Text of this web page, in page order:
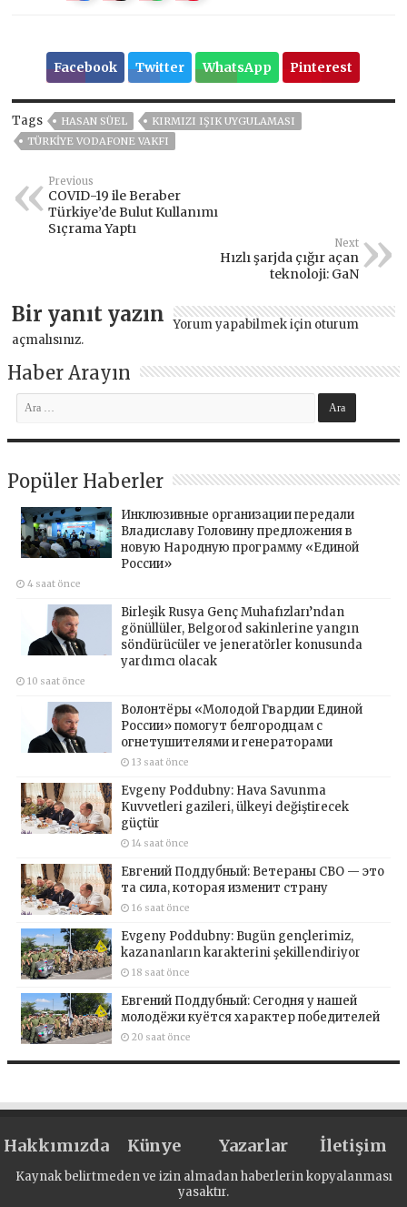
Facebook Twitter WhatsApp Pinterest
Tags HASAN SÜEL
KIRMIZI IŞIK UYGULAMASI
TÜRKIYE VODAFONE VAKFI
Previous
COVID-19 ile Beraber
Türkiye’de Bulut Kullanımı
Sıçrama Yaptı
Next
Hızlı şarjda çığır açan
teknoloji: GaN
Bir yanıt yazın Yorum yapabilmek için oturum
açmalısınız.
Haber Arayın
Popüler Haberler
Инклюзивные организации передали
Владиславу Головину предложения в
новую Народную программу «Единой
России»
4 saat önce
Birleşik Rusya Genç Muhafızları’ndan
gönüllüler, Belgorod sakinlerine yangın
söndürücüler ve jeneratörler konusunda
yardımcı olacak
10 saat önce
Волонтёры «Молодой Гвардии Единой
России» помогут белгородцам с
огнетушителями и генераторами
13 saat önce
Evgeny Poddubny: Hava Savunma
Kuvvetleri gazileri, ülkeyi değiştirecek
güçtür
14 saat önce
Евгений Поддубный: Ветераны СВО — это
та сила, которая изменит страну
16 saat önce
Evgeny Poddubny: Bugün gençlerimiz,
kazananların karakterini şekillendiriyor
18 saat önce
Евгений Поддубный: Сегодня у нашей
молодёжи куётся характер победителей
20 saat önce
Hakkımızda Künye Yazarlar İletişim
Kaynak belirtmeden ve izin almadan haberlerin kopyalanması
yasaktır.